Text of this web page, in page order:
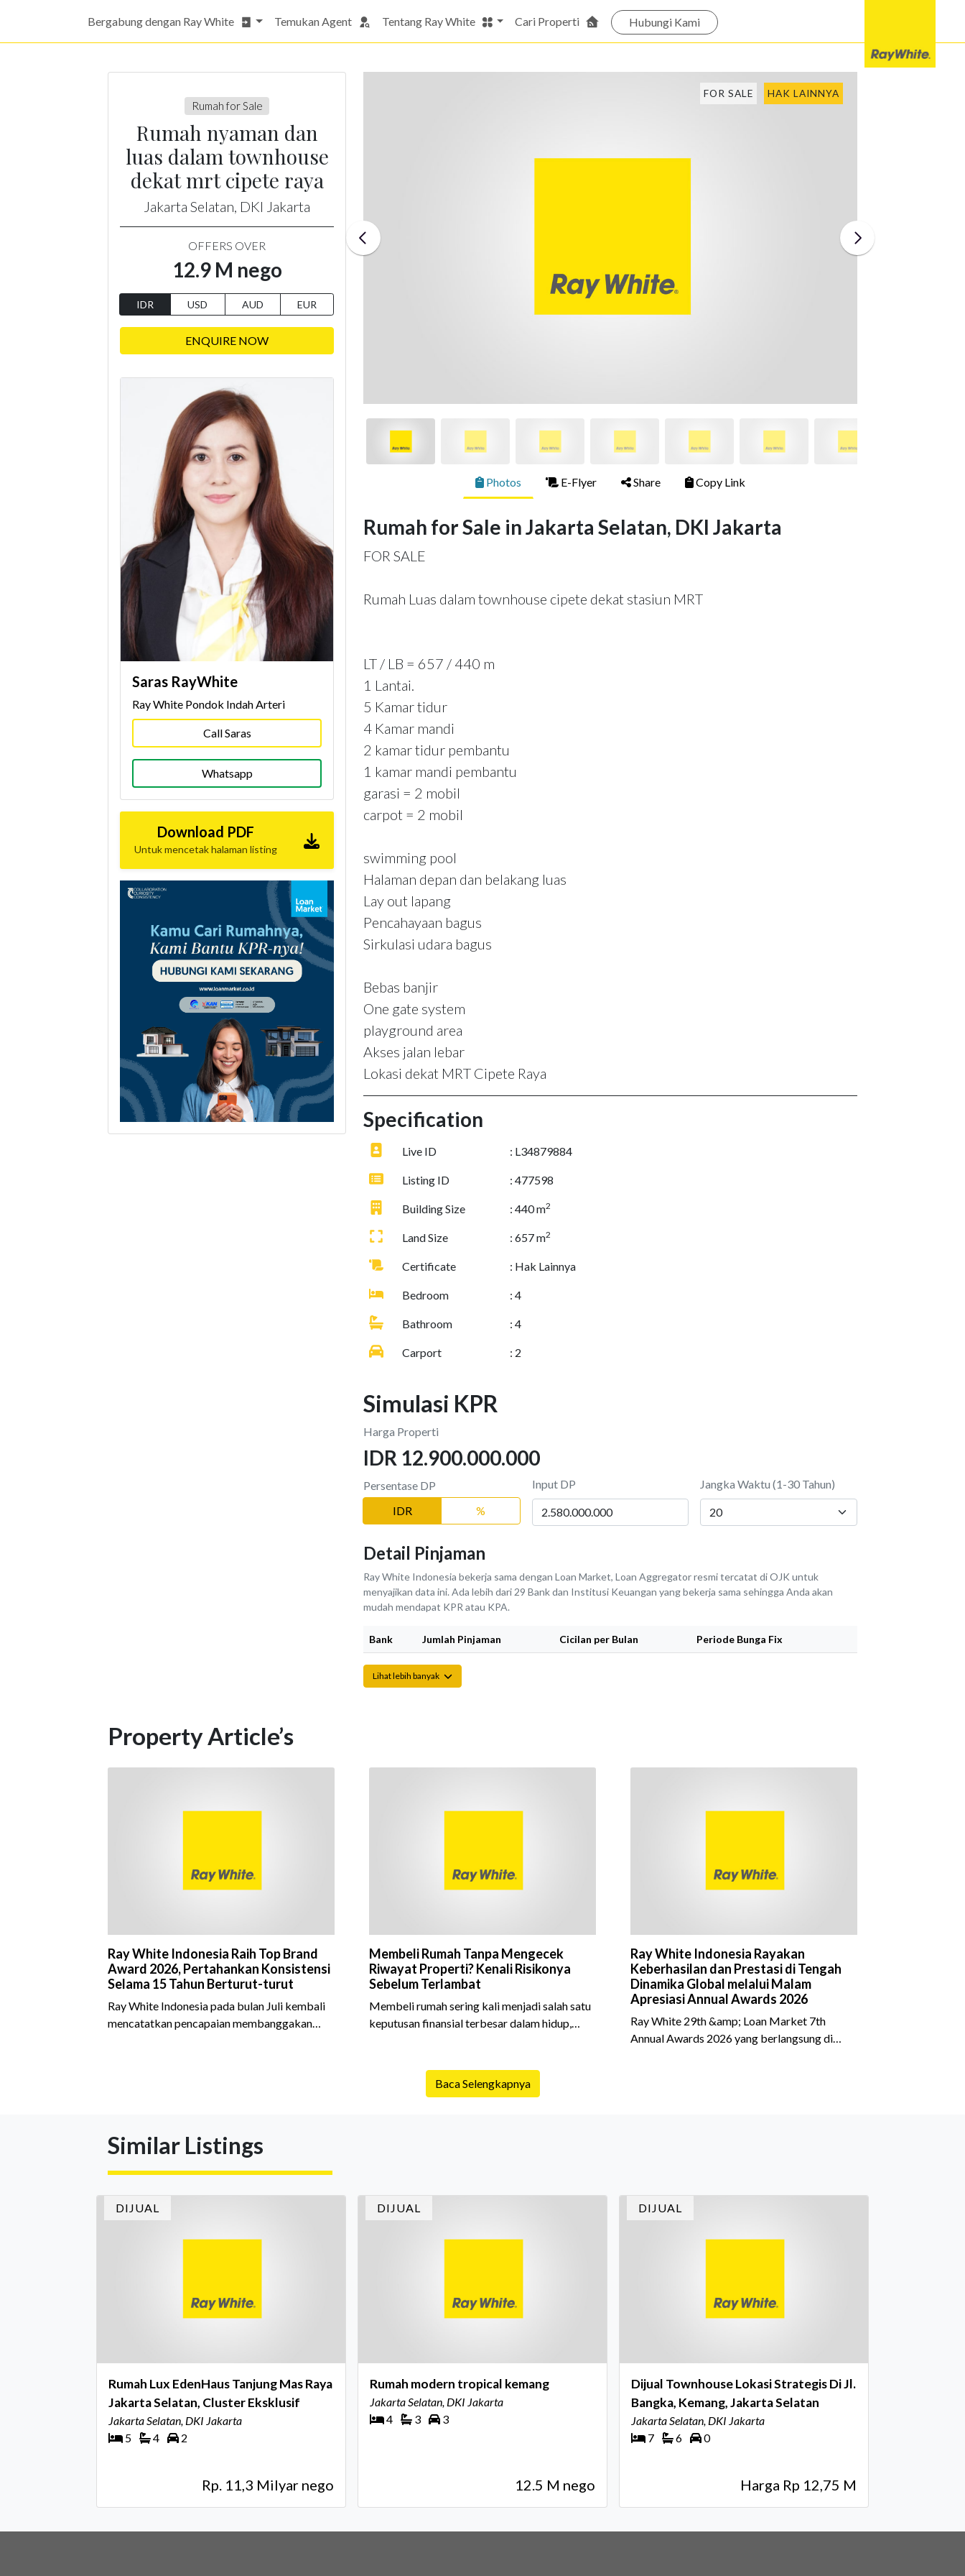
Bergabung dengan Ray White Temukan Agent Tentang Ray White Cari Properti Hubungi Kami
Rumah for Sale
Rumah nyaman dan
luas dalam townhouse
dekat mrt cipete raya
Jakarta Selatan, DKI Jakarta
OFFERS OVER
12.9 M nego
IDR USD AUD EUR
ENQUIRE NOW
Saras RayWhite
Ray White Pondok Indah Arteri
Call Saras
Whatsapp
Download PDF
Untuk mencetak halaman listing
FOR SALE HAK LAINNYA
Photos E-Flyer Share Copy Link
Rumah for Sale in Jakarta Selatan, DKI Jakarta
FOR SALE
Rumah Luas dalam townhouse cipete dekat stasiun MRT
LT / LB = 657 / 440 m
1 Lantai.
5 Kamar tidur
4 Kamar mandi
2 kamar tidur pembantu
1 kamar mandi pembantu
garasi = 2 mobil
carpot = 2 mobil
swimming pool
Halaman depan dan belakang luas
Lay out lapang
Pencahayaan bagus
Sirkulasi udara bagus
Bebas banjir
One gate system
playground area
Akses jalan lebar
Lokasi dekat MRT Cipete Raya
Specification
Live ID : L34879884
Listing ID : 477598
Building Size : 440 m2
Land Size : 657 m2
Certificate : Hak Lainnya
Bedroom : 4
Bathroom : 4
Carport : 2
Simulasi KPR
Harga Properti
IDR 12.900.000.000
Persentase DP
IDR
%
Input DP Jangka Waktu (1-30 Tahun)
Detail Pinjaman
Ray White Indonesia bekerja sama dengan Loan Market, Loan Aggregator resmi tercatat di OJK untuk
menyajikan data ini. Ada lebih dari 29 Bank dan Institusi Keuangan yang bekerja sama sehingga Anda akan
mudah mendapat KPR atau KPA.
Bank Jumlah Pinjaman Cicilan per Bulan Periode Bunga Fix
Lihat lebih banyak
Property Article’s
Ray White Indonesia Raih Top Brand
Award 2026, Pertahankan Konsistensi
Selama 15 Tahun Berturut-turut
Ray White Indonesia pada bulan Juli kembali
mencatatkan pencapaian membanggakan
konsistensi, kepercayaan masyarakat, dan
kualitas layanan yang terus dijaga oleh seluruh
jaringan Ray White Indonesia. Top Brand
Award m
Membeli Rumah Tanpa Mengecek
Riwayat Properti? Kenali Risikonya
Sebelum Terlambat
Membeli rumah sering kali menjadi salah satu
keputusan finansial terbesar dalam hidup,
kepemilikan hunian maupun investasi properti.
Namun dalam prosesnya, tidak sedikit calon
Ray White Indonesia Rayakan
Keberhasilan dan Prestasi di Tengah
Dinamika Global melalui Malam
Apresiasi Annual Awards 2026
Ray White 29th &amp; Loan Market 7th
Annual Awards 2026 yang berlangsung di
ini dihadiri oleh Country Director Ray White
Indon
Baca Selengkapnya
Similar Listings
DIJUAL
Rumah Lux EdenHaus Tanjung Mas Raya
Jakarta Selatan, Cluster Eksklusif
Jakarta Selatan, DKI Jakarta
5
4 2
Rp. 11,3 Milyar nego
DIJUAL
Rumah modern tropical kemang
Jakarta Selatan, DKI Jakarta
4
3 3
12.5 M nego
DIJUAL
Dijual Townhouse Lokasi Strategis Di Jl.
Bangka, Kemang, Jakarta Selatan
Jakarta Selatan, DKI Jakarta
7
6 0
Harga Rp 12,75 M